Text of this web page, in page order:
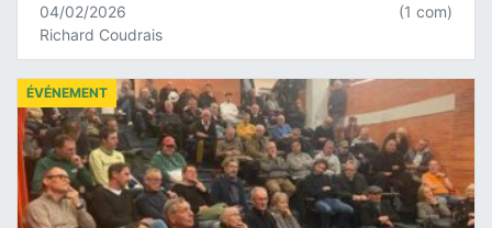
04/02/2026
Richard Coudrais
(1 com)
ÉVÉNEMENT